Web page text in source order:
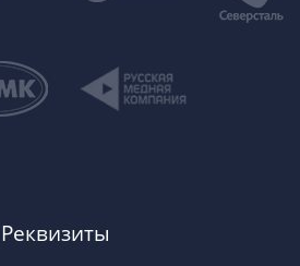
Реквизиты